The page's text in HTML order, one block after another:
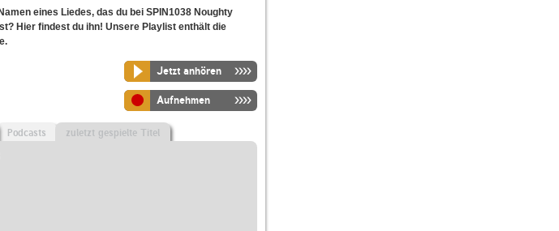
eines Liedes, das du bei SPIN1038 Noughty
Hier findest du ihn! Unsere Playlist enthält die
Jetzt anhören
Aufnehmen
Podcasts zuletzt gespielte Titel